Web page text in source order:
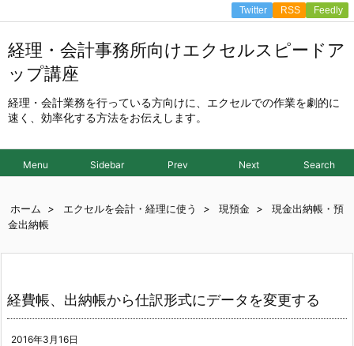
経理・会計事務所向けエクセルスピードア
ップ講座
経理・会計業務を行っている方向けに、エクセルでの作業を劇的に
速く、効率化する方法をお伝えします。
Menu Sidebar Prev Next Search
Twitter RSS Feedly
ホーム > エクセルを会計・経理に使う > 現預金 >
現金出納帳・預
金出納帳
経費帳、出納帳から仕訳形式にデータを変更する
2016年3月16日